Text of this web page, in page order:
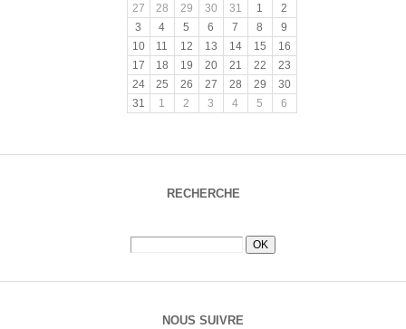
27
28 29 30 31 1
2
3
4 5 6 7 8
9
10
11 12 13 14 15
16
17
18 19 20 21 22
23
24
25 26 27 28 29
30
31
1 2 3 4 5 6
RECHERCHE
NOUS SUIVRE